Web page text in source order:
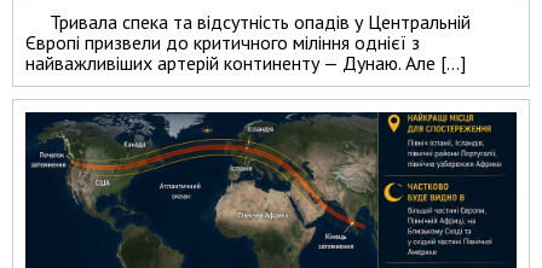
Тривала спека та відсутність опадів у Центральній
Європі призвели до критичного міління однієї з
найважливіших артерій континенту — Дунаю. Але […]